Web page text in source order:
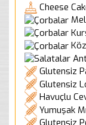
Cheese
Glutensiz
Glutensiz
Havuçlu
Yumuşak